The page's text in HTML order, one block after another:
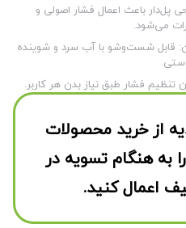
پل‌دار باعث اعمال فشار اصولی و
می‌شود.
شست‌وشو با آب سرد و شوینده
تنظیم فشار طبق نیاز بدن هر کاربر.
از خرید محصولات
را به هنگام تسویه در
اعمال کنید.